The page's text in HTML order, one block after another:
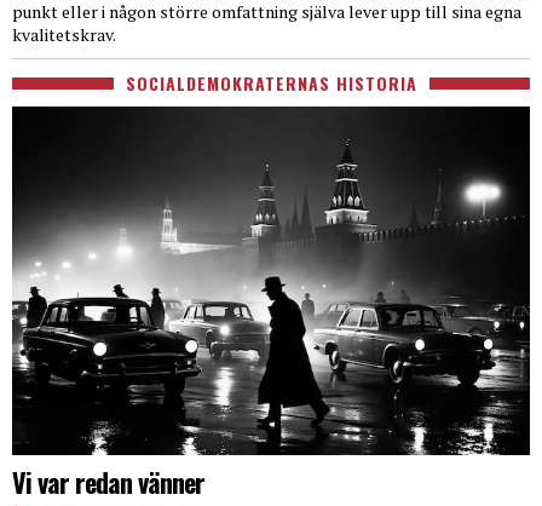
punkt eller i någon större omfattning själva lever upp till sina egna
kvalitetskrav.
SOCIALDEMOKRATERNAS HISTORIA
Vi var redan vänner